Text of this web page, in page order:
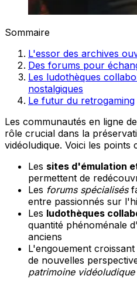
Sommaire
L'essor des archives
Des forums pour
Les ludothèques
nostalgiques
Le futur du retrogaming
Les communautés en ligne
rôle crucial dans la
vidéoludique. Voici les points
Les sites d'émulation
permettent de
Les forums spécialisés
entre passionnés sur
Les ludothèques
quantité phénoménale
anciens
L'engouement
de nouvelles
patrimoine vidéoludique